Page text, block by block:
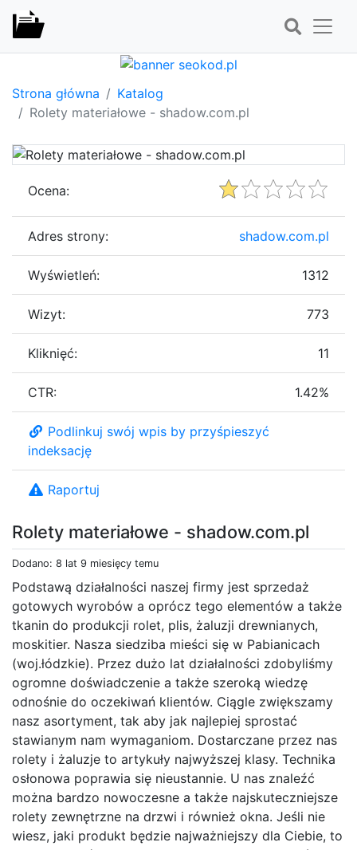
Strona główna
Katalog
Rolety materiałowe - shadow.com.pl
Rolety materiałowe - shadow.com.pl
Dodano: 8 lat 9 miesięcy temu
Podstawą działalności naszej firmy jest sprzedaż
gotowych wyrobów a oprócz tego elementów a także
tkanin do produkcji rolet, plis, żaluzji drewnianych,
moskitier. Nasza siedziba mieści się w Pabianicach
(woj.łódzkie). Przez dużo lat działalności zdobyliśmy
ogromne doświadczenie a także szeroką wiedzę
odnośnie do oczekiwań klientów. Ciągle zwiększamy
nasz asortyment, tak aby jak najlepiej sprostać
stawianym nam wymaganiom. Dostarczane przez nas
rolety i żaluzje to artykuły najwyższej klasy. Technika
osłonowa poprawia się nieustannie. U nas znaleźć
można bardzo nowoczesne a także najskuteczniejsze
rolety zewnętrzne na drzwi i również okna. Jeśli nie
wiesz, jaki produkt będzie najważniejszy dla Ciebie, to
Ocena:
Adres strony: shadow.com.pl
Wyświetleń: 1312
Wizyt: 773
Kliknięć: 11
CTR: 1.42%
Podlinkuj swój wpis by przyśpieszyć
indeksację
Raportuj